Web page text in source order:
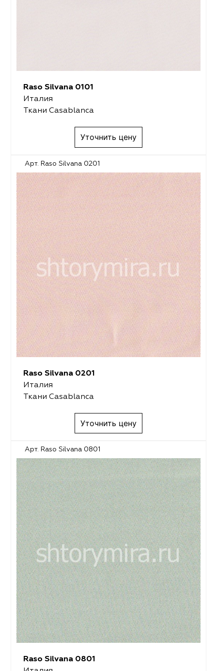
Raso Silvana 0101
Италия
Ткани Casablanca
Уточнить цену
Арт. Raso Silvana 0201
Raso Silvana 0201
Италия
Ткани Casablanca
Уточнить цену
Арт. Raso Silvana 0801
Raso Silvana 0801